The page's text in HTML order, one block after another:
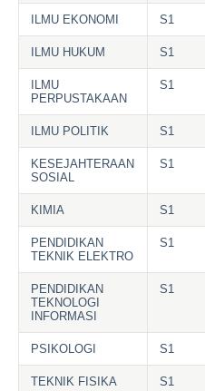
ILMU EKONOMI S1
ILMU HUKUM S1
ILMU
PERPUSTAKAAN
S1
ILMU POLITIK S1
KESEJAHTERAAN
SOSIAL
S1
KIMIA S1
PENDIDIKAN
TEKNIK ELEKTRO
S1
PENDIDIKAN
TEKNOLOGI
INFORMASI
S1
PSIKOLOGI S1
TEKNIK FISIKA S1